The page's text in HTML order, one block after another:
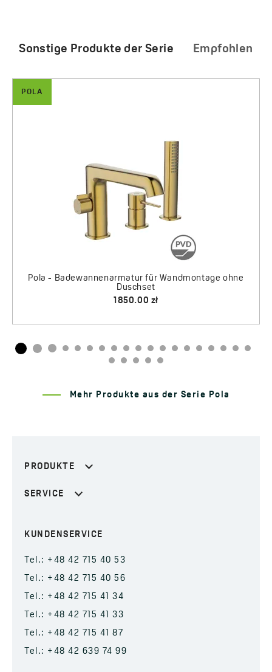
Sonstige Produkte der Serie Empfohlen
Duschset
1500.00 zł
Bad- und Küchenarmaturen
30.00 zł
Mehr Produkte aus der Serie Pola
PRODUKTE
SERVICE
KUNDENSERVICE
Tel.: +48 42 715 40 53
Tel.: +48 42 715 40 56
Tel.: +48 42 715 41 34
Tel.: +48 42 715 41 33
Tel.: +48 42 715 41 87
Tel.: +48 42 639 74 99